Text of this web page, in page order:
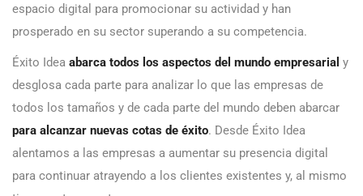
espacio digital para promocionar su actividad y han
prosperado en su sector superando a su competencia.
Éxito Idea abarca todos los aspectos del mundo empresarial y
desglosa cada parte para analizar lo que las empresas de
todos los tamaños y de cada parte del mundo deben abarcar
para alcanzar nuevas cotas de éxito. Desde Éxito Idea
alentamos a las empresas a aumentar su presencia digital
para continuar atrayendo a los clientes existentes y, al mismo